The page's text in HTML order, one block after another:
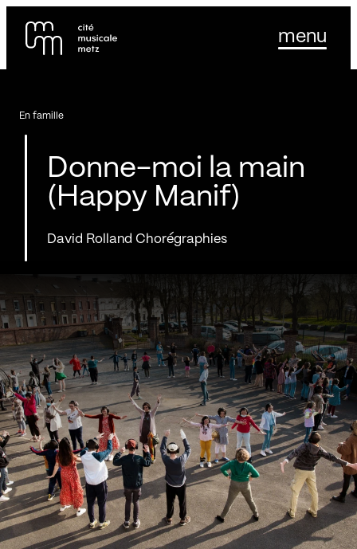
Se rendre au
Contenu principal
menu
Donne-moi la main
(Happy Manif)
David Rolland Chorégraphies
En famille